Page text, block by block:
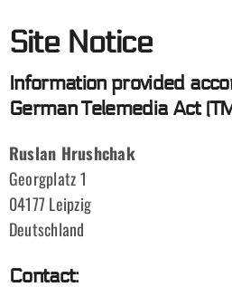
Site Notice
Information provided
German Telemedia Act
Ruslan Hrushchak
Georgplatz 1
04177 Leipzig
Deutschland
Contact: